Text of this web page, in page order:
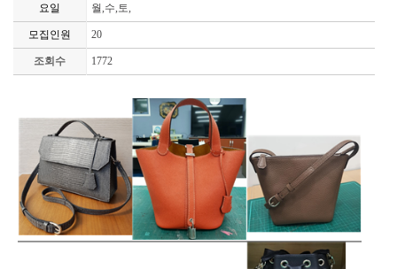
요일 월,수,토,
모집인원 20
조회수 1772